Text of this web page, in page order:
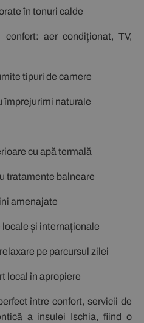
în tonuri calde
aer condiționat, TV,
tipuri de camere
împrejurimi naturale
cu apă termală
tratamente balneare
amenajate
și internaționale
pe parcursul zilei
local în apropiere
între confort, servicii de
a insulei Ischia, fiind o